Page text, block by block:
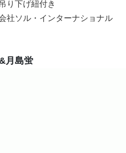
り下げ紐付き
社ソル・インターナショナル
月島蛍